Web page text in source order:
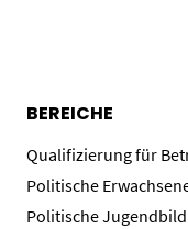
BEREICHE
Qualifizierung für
Politische
Politische